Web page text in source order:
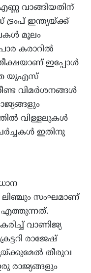
വാങ്ങിയതിന്
ഇന്ത്യയ്ക്ക്
മൂലം
കരാറില്‍
ഇപ്പോള്‍
യുഎസ്
വിമര്‍ശനങ്ങള്‍
വിള്ളലുകള്‍
ഇതിനു
ലിഞ്ചും സംഘമാണ്
വാണിജ്യ
രാജേഷ്
തീരുവ
രാജ്യങ്ങളും